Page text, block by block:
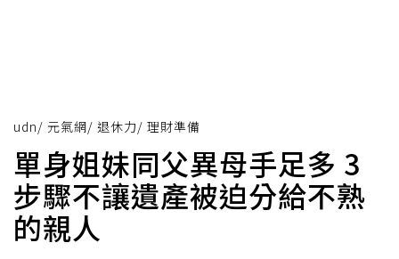
udn/ 元氣網/ 退休力/ 理財準備
單身姐妹同父異母手足多 3
步驟不讓遺產被迫分給不熟
的親人